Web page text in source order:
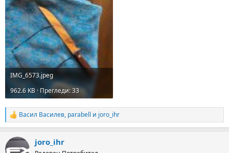
IMG_6573.jpeg
962.6 KB · Прегледи: 33
R
e
c
t
Васил Василев, parabell и joro_ihr
joro_ihr